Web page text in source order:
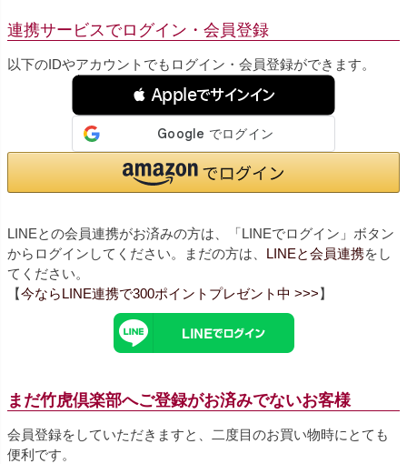
連携サービスでログイン・会員登録
以下のIDやアカウントでもログイン・会員登録ができます。
 Appleでサインイン
LINEとの会員連携がお済みの方は、「LINEでログイン」ボタン
からログインしてください。まだの方は、 LINEと会員連携をし
てください。
【今ならLINE連携で300ポイントプレゼント中 >>>】
まだ竹虎倶楽部へご登録がお済みでないお客様
会員登録をしていただきますと、二度目のお買い物時にとても
便利です。